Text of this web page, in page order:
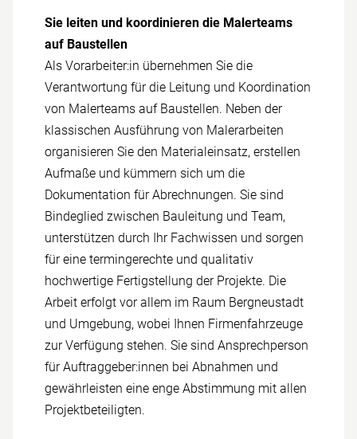
Sie leiten und koordinieren die Maler­teams
auf Bau­stellen
Als Vor­arbeiter:in übernehmen Sie die
Verantwortung für die Leitung und Koordination
von Maler­teams auf Baustellen. Neben der
klassischen Ausführung von Maler­arbeiten
organisieren Sie den Material­einsatz, erstellen
Aufmaße und kümmern sich um die
Dokumentation für Ab­rechnungen. Sie sind
Binde­glied zwischen Bau­leitung und Team,
unterstützen durch Ihr Fach­wissen und sorgen
für eine termin­gerechte und qualitativ
hochwertige Fertig­stellung der Projekte. Die
Arbeit erfolgt vor allem im Raum Berg­neustadt
und Umgebung, wobei Ihnen Firmenfahrzeuge
zur Verfügung stehen. Sie sind Ansprech­person
für Auftrag­geber:innen bei Abnahmen und
gewährleisten eine enge Abstimmung mit allen
Projekt­beteiligten.